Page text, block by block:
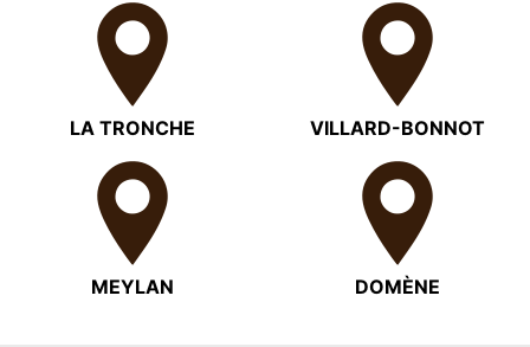
LA TRONCHE VILLARD-BONNOT
MEYLAN DOMÈNE